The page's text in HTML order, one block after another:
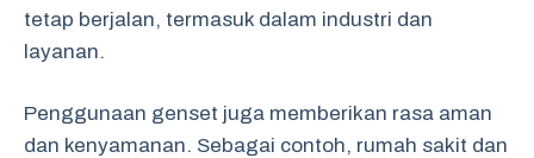
tetap berjalan, termasuk dalam industri dan
layanan.
Penggunaan genset juga memberikan rasa aman
dan kenyamanan. Sebagai contoh, rumah sakit dan